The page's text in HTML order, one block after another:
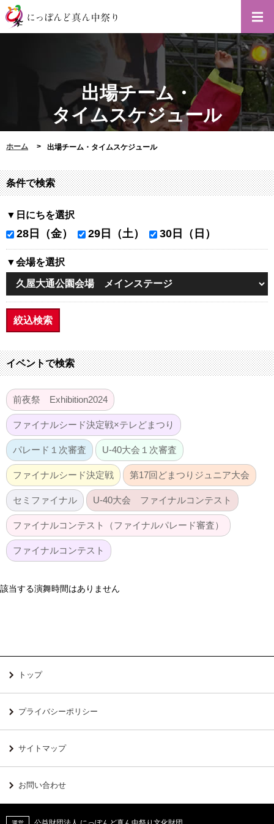
出場チーム・
タイムスケジュール
ホーム 出場チーム・タイムスケジュール
条件で検索
▼日にちを選択
28日（金） 29日（土） 30日（日）
▼会場を選択
絞込検索
イベントで検索
前夜祭 Exhibition2024
ファイナルシード決定戦×テレどまつり
パレード１次審査 U-40大会１次審査
ファイナルシード決定戦 第17回どまつりジュニア大会
セミファイナル U-40大会 ファイナルコンテスト
ファイナルコンテスト（ファイナルパレード審査）
ファイナルコンテスト
該当する演舞時間はありません
トップ
プライバシーポリシー
サイトマップ
お問い合わせ